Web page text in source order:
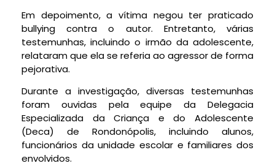
Em depoimento, a vítima negou ter praticado
bullying contra o autor. Entretanto, várias
testemunhas, incluindo o irmão da adolescente,
relataram que ela se referia ao agressor de forma
pejorativa.
Durante a investigação, diversas testemunhas
foram ouvidas pela equipe da Delegacia
Especializada da Criança e do Adolescente
(Deca) de Rondonópolis, incluindo alunos,
funcionários da unidade escolar e familiares dos
envolvidos.